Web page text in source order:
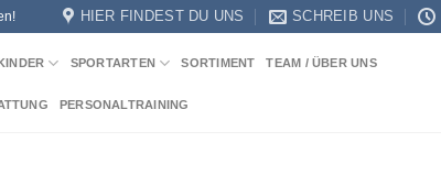
HIER FINDEST DU UNS SCHREIB UNS
SPORTARTEN SORTIMENT TEAM / ÜBER UNS
PERSONALTRAINING